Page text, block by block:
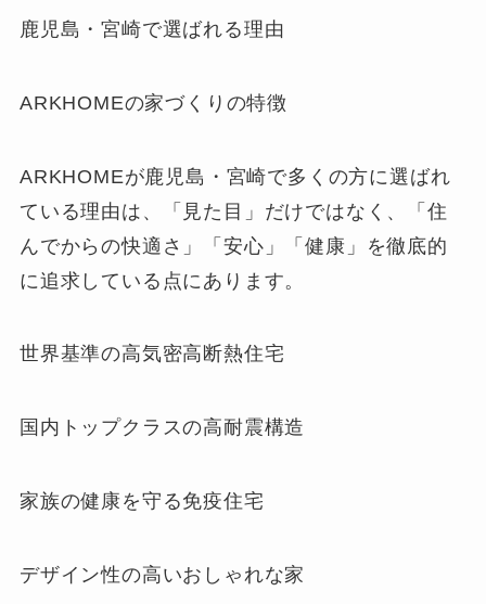
鹿児島・宮崎で選ばれる理由
ARKHOMEの家づくりの特徴
ARKHOMEが鹿児島・宮崎で多くの方に選ばれ
ている理由は、「見た目」だけではなく、「住
んでからの快適さ」「安心」「健康」を徹底的
に追求している点にあります。
世界基準の高気密高断熱住宅
国内トップクラスの高耐震構造
家族の健康を守る免疫住宅
デザイン性の高いおしゃれな家